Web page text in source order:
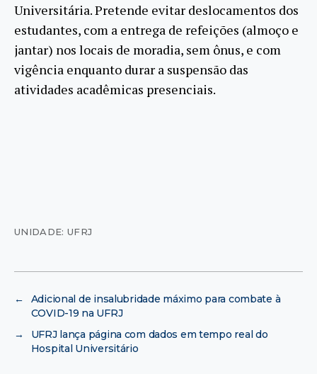
Universitária. Pretende evitar deslocamentos dos
estudantes, com a entrega de refeições (almoço e
jantar) nos locais de moradia, sem ônus, e com
vigência enquanto durar a suspensão das
atividades acadêmicas presenciais.
UNIDADE: UFRJ
←
Adicional de insalubridade máximo para combate à
COVID-19 na UFRJ
→
UFRJ lança página com dados em tempo real do
Hospital Universitário